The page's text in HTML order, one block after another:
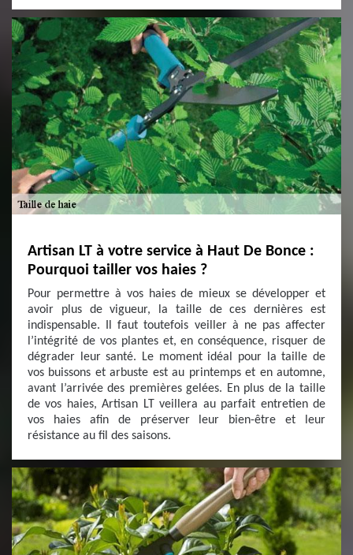
Artisan LT à votre service à Haut De Bonce :
Pourquoi tailler vos haies ?
Pour permettre à vos haies de mieux se développer et
avoir plus de vigueur, la taille de ces dernières est
indispensable. Il faut toutefois veiller à ne pas affecter
l’intégrité de vos plantes et, en conséquence, risquer de
dégrader leur santé. Le moment idéal pour la taille de
vos buissons et arbuste est au printemps et en automne,
avant l’arrivée des premières gelées. En plus de la taille
de vos haies, Artisan LT veillera au parfait entretien de
vos haies afin de préserver leur bien-être et leur
résistance au fil des saisons.